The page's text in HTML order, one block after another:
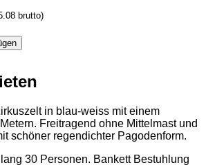
brutto)
in blau-weiss mit einem
Freitragend ohne Mittelmast und
schöner regendichter Pagodenform.
30 Personen. Bankett Bestuhlung